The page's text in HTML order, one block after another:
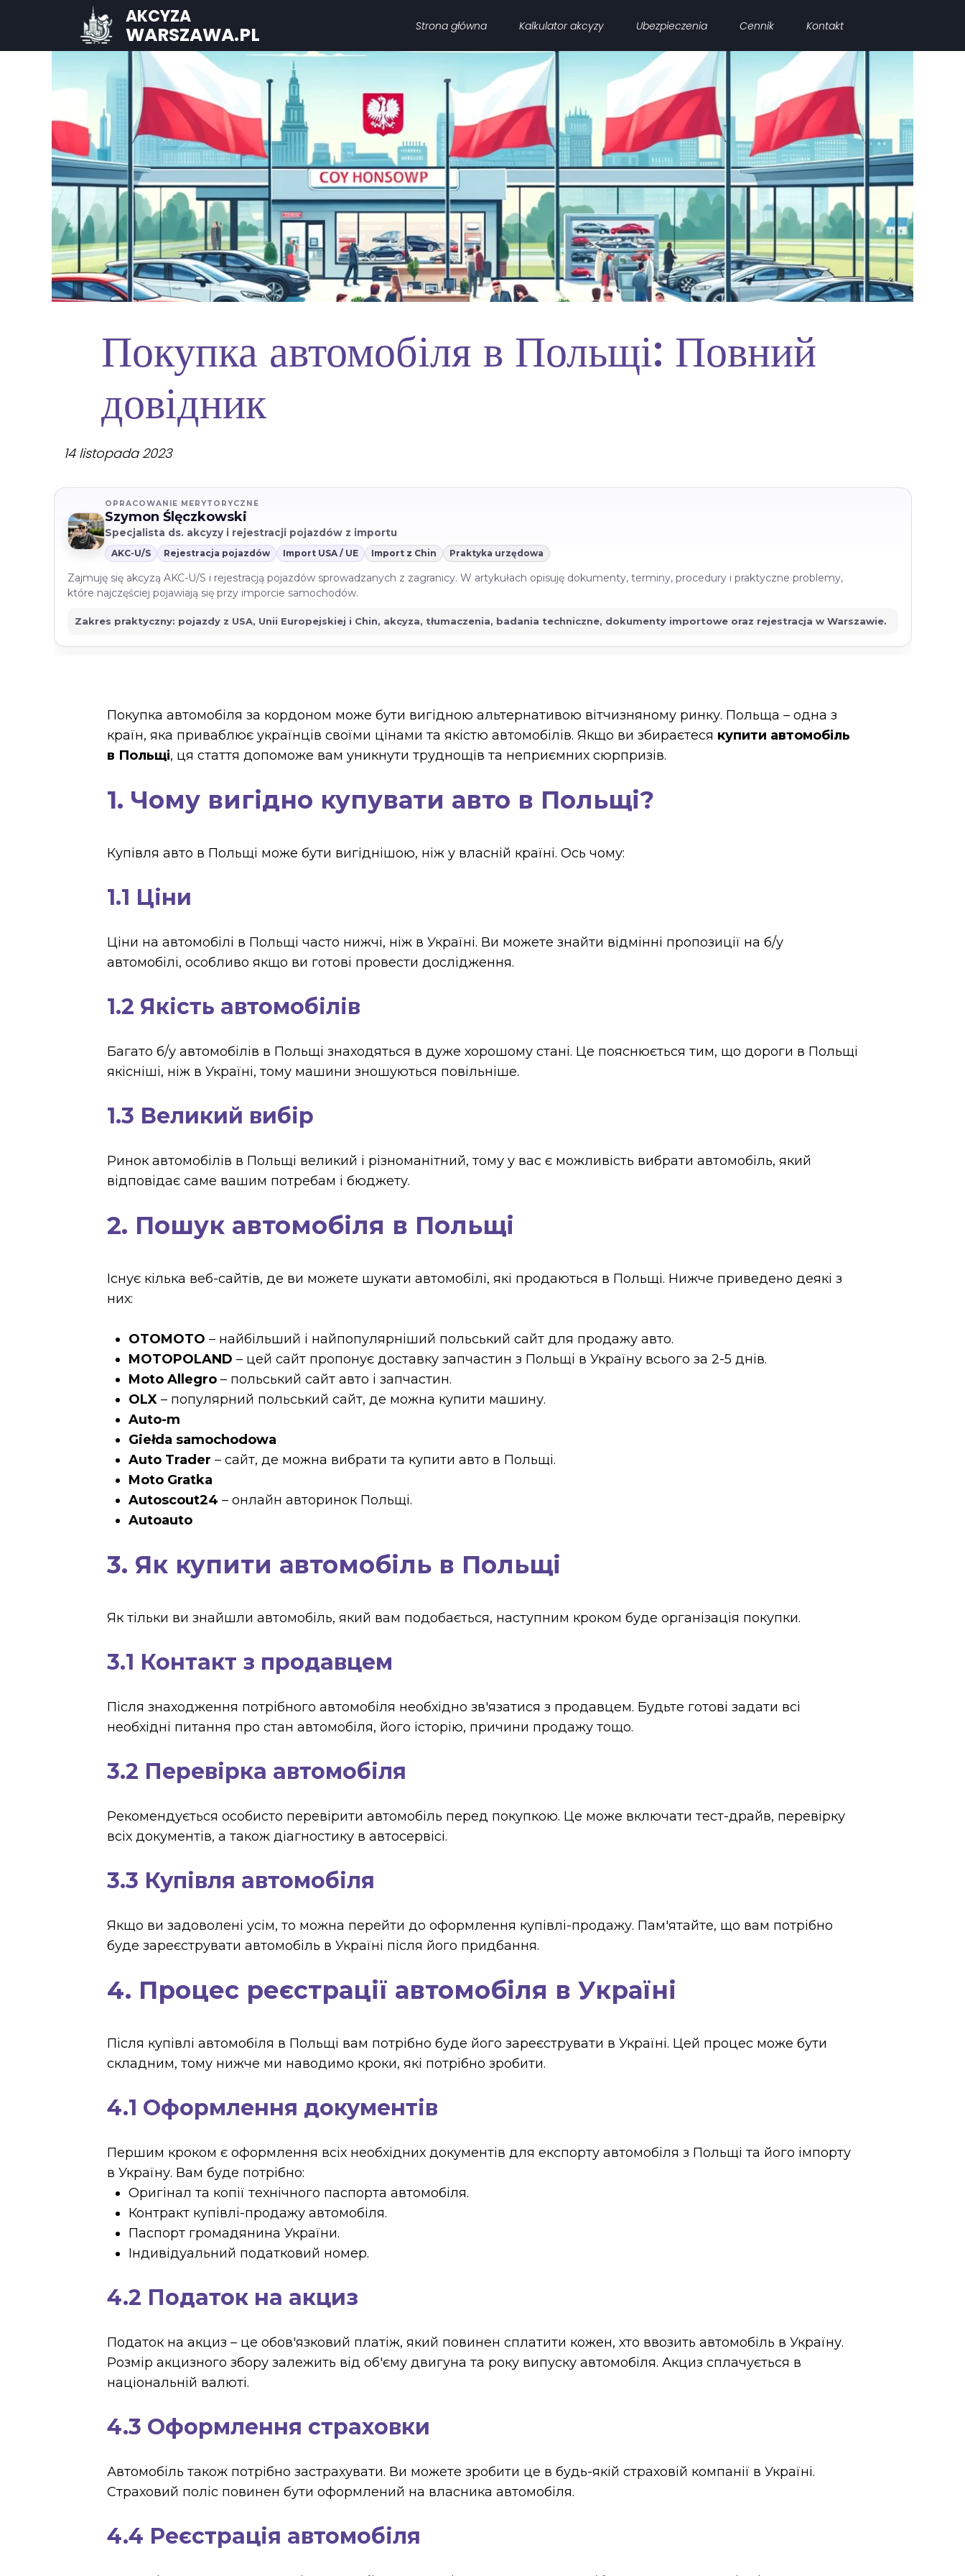
Strona główna Kalkulator akcyzy Ubezpieczenia Cennik Kontakt
AKCYZA
WARSZAWA.PL
14 listopada 2023
Покупка автомобіля в Польщі: Повний
довідник
Покупка автомобіля за кордоном може бути вигідною альтернативою вітчизняному ринку. Польща – одна з
країн, яка приваблює українців своїми цінами та якістю автомобілів. Якщо ви збираєтеся купити автомобіль
в Польщі, ця стаття допоможе вам уникнути труднощів та неприємних сюрпризів.
1. Чому вигідно купувати авто в Польщі?
Купівля авто в Польщі може бути вигіднішою, ніж у власній країні. Ось чому:
1.1 Ціни
Ціни на автомобілі в Польщі часто нижчі, ніж в Україні. Ви можете знайти відмінні пропозиції на б/у
автомобілі, особливо якщо ви готові провести дослідження.
1.2 Якість автомобілів
Багато б/у автомобілів в Польщі знаходяться в дуже хорошому стані. Це пояснюється тим, що дороги в Польщі
якісніші, ніж в Україні, тому машини зношуються повільніше.
1.3 Великий вибір
Ринок автомобілів в Польщі великий і різноманітний, тому у вас є можливість вибрати автомобіль, який
відповідає саме вашим потребам і бюджету.
2. Пошук автомобіля в Польщі
Існує кілька веб-сайтів, де ви можете шукати автомобілі, які продаються в Польщі. Нижче приведено деякі з
них:
OTOMOTO – найбільший і найпопулярніший польський сайт для продажу авто.
MOTOPOLAND – цей сайт пропонує доставку запчастин з Польщі в Україну всього за 2-5 днів.
Moto Allegro – польський сайт авто і запчастин.
OLX – популярний польський сайт, де можна купити машину.
Auto-m
Giełda samochodowa
Auto Trader – сайт, де можна вибрати та купити авто в Польщі.
Moto Gratka
Autoscout24 – онлайн авторинок Польщі.
Autoauto
3. Як купити автомобіль в Польщі
Як тільки ви знайшли автомобіль, який вам подобається, наступним кроком буде організація покупки.
3.1 Контакт з продавцем
Після знаходження потрібного автомобіля необхідно зв'язатися з продавцем. Будьте готові задати всі
необхідні питання про стан автомобіля, його історію, причини продажу тощо.
3.2 Перевірка автомобіля
Рекомендується особисто перевірити автомобіль перед покупкою. Це може включати тест-драйв, перевірку
всіх документів, а також діагностику в автосервісі.
3.3 Купівля автомобіля
Якщо ви задоволені усім, то можна перейти до оформлення купівлі-продажу. Пам'ятайте, що вам потрібно
буде зареєструвати автомобіль в Україні після його придбання.
4. Процес реєстрації автомобіля в Україні
Після купівлі автомобіля в Польщі вам потрібно буде його зареєструвати в Україні. Цей процес може бути
складним, тому нижче ми наводимо кроки, які потрібно зробити.
4.1 Оформлення документів
Першим кроком є оформлення всіх необхідних документів для експорту автомобіля з Польщі та його імпорту
в Україну. Вам буде потрібно:
Оригінал та копії технічного паспорта автомобіля.
Контракт купівлі-продажу автомобіля.
Паспорт громадянина України.
Індивідуальний податковий номер.
4.2 Податок на акциз
Податок на акциз – це обов'язковий платіж, який повинен сплатити кожен, хто ввозить автомобіль в Україну.
Розмір акцизного збору залежить від об'єму двигуна та року випуску автомобіля. Акциз сплачується в
національній валюті.
4.3 Оформлення страховки
Автомобіль також потрібно застрахувати. Ви можете зробити це в будь-якій страховій компанії в Україні.
Страховий поліс повинен бути оформлений на власника автомобіля.
4.4 Реєстрація автомобіля
OPRACOWANIE MERYTORYCZNE
Szymon Ślęczkowski
Specjalista ds. akcyzy i rejestracji pojazdów z importu
AKC-U/S Rejestracja pojazdów Import USA / UE Import z Chin Praktyka urzędowa
Zajmuję się akcyzą AKC-U/S i rejestracją pojazdów sprowadzanych z zagranicy. W artykułach opisuję dokumenty, terminy, procedury i praktyczne problemy,
które najczęściej pojawiają się przy imporcie samochodów.
Zakres praktyczny: pojazdy z USA, Unii Europejskiej i Chin, akcyza, tłumaczenia, badania techniczne, dokumenty importowe oraz rejestracja w Warszawie.